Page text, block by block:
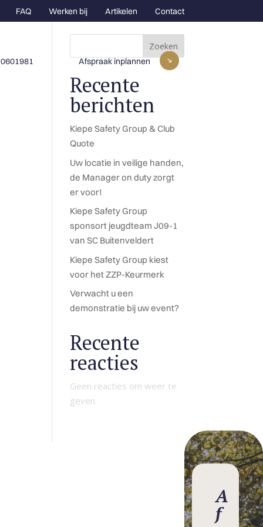
FAQ Werken bij Artikelen Contact
Afspraak inplannen
Zoeken
Recente
berichten
Kiepe Safety Group & Club
Quote
Uw locatie in veilige handen,
de Manager on duty zorgt
er voor!
Kiepe Safety Group
sponsort jeugdteam J09-1
van SC Buitenveldert
Kiepe Safety Group kiest
voor het ZZP-Keurmerk
Verwacht u een
demonstratie bij uw event?
Recente
reacties
Geen reacties om weer te
geven.
A
f